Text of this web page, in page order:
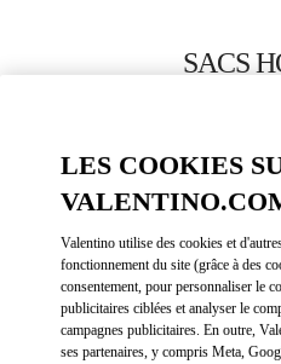
SACS
APPELLE
OBTENIR
LES COOKIES
Valentino utilise des cookies et
fonctionnement du site (grâce à des
consentement, pour personnaliser le
publicitaires ciblées et analyser le
campagnes publicitaires. En outre,
ses partenaires, y compris Meta,